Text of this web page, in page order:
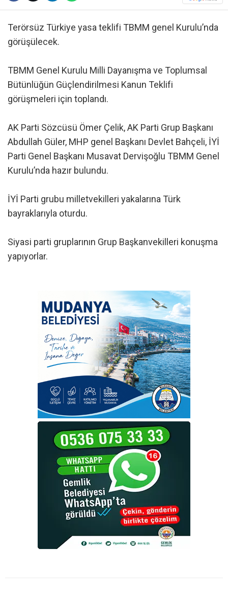
Terörsüz Türkiye yasa teklifi TBMM genel Kurulu’nda
görüşülecek.
TBMM Genel Kurulu Milli Dayanışma ve Toplumsal
Bütünlüğün Güçlendirilmesi Kanun Teklifi
görüşmeleri için toplandı.
AK Parti Sözcüsü Ömer Çelik, AK Parti Grup Başkanı
Abdullah Güler, MHP genel Başkanı Devlet Bahçeli, İYİ
Parti Genel Başkanı Musavat Dervişoğlu TBMM Genel
Kurulu’nda hazır bulundu.
İYİ Parti grubu milletvekilleri yakalarına Türk
bayraklarıyla oturdu.
Siyasi parti gruplarının Grup Başkanvekilleri konuşma
yapıyorlar.